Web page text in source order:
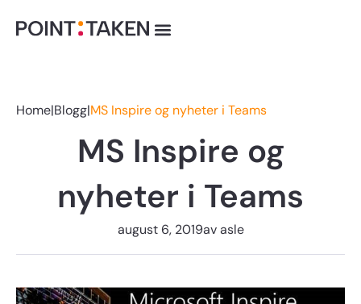
rett
Home|Blogg|MS Inspire og nyheter i Teams
MS Inspire og
nyheter i Teams
august 6, 2019avasle